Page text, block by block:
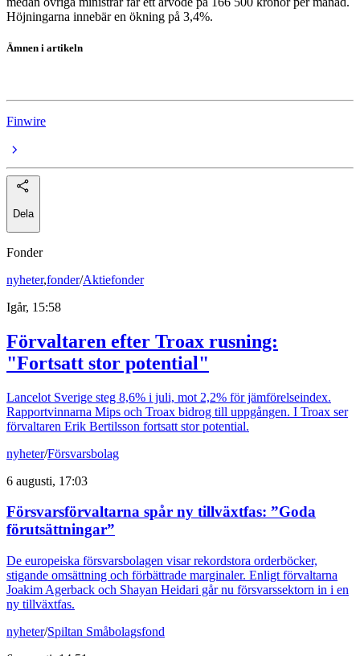
Höjningarna innebär en ökning på 3,4%.
Ämnen i artikeln
Finwire
Dela
Fonder
nyheter,fonder/Aktiefonder
Igår, 15:58
Förvaltaren efter Troax rusning:
"Fortsatt stor potential"
Lancelot Sverige steg 8,6% i juli, mot 2,2% för jämförelseindex.
Rapportvinnarna Mips och Troax bidrog till uppgången. I Troax ser
förvaltaren Erik Bertilsson fortsatt stor potential.
nyheter/Försvarsbolag
6 augusti, 17:03
Försvarsförvaltarna spår ny tillväxtfas: ”Goda
förutsättningar”
De europeiska försvarsbolagen visar rekordstora orderböcker,
stigande omsättning och förbättrade marginaler. Enligt förvaltarna
Joakim Agerback och Shayan Heidari går nu försvarssektorn in i en
ny tillväxtfas.
nyheter/Spiltan Småbolagsfond